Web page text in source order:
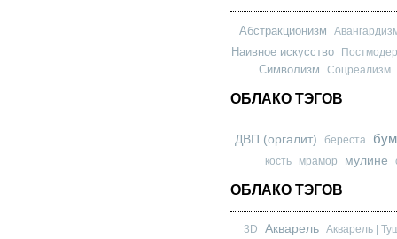
Абстракционизм
Наивное искусство
Символизм Соцреализм
ОБЛАКО ТЭГОВ
ДВП (оргалит) береста
кость мрамор мулине
ОБЛАКО ТЭГОВ
3D Акварель Акварель |